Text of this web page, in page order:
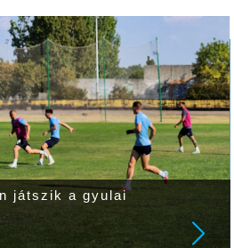
játszik a gyulai